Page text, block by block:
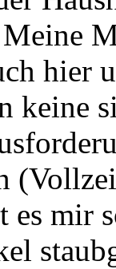
hier
keine
es mir